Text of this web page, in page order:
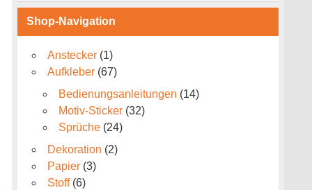
Shop-Navigation
Anstecker (1)
Aufkleber (67)
Bedienungsanleitungen (14)
Motiv-Sticker (32)
Sprüche (24)
Dekoration (2)
Papier (3)
Stoff (6)